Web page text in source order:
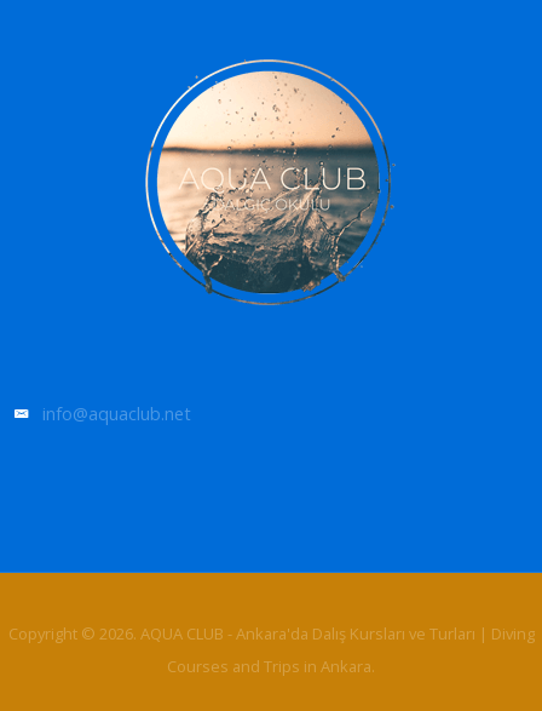
info@aquaclub.net
Copyright © 2026. AQUA CLUB - Ankara'da Dalış Kursları ve Turları | Diving
Courses and Trips in Ankara.